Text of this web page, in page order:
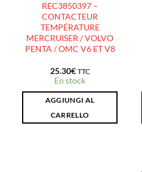
REC3850397 –
CONTACTEUR
TEMPÉRATURE
MERCRUISER / VOLVO
PENTA / OMC V6 ET V8
25.30€ TTC
En stock
AGGIUNGI AL
CARRELLO